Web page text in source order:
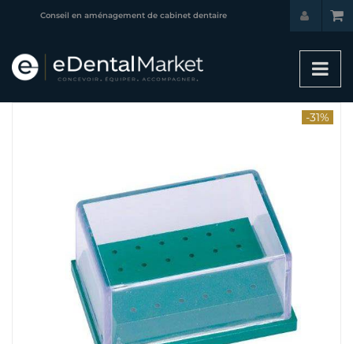
Conseil en aménagement de cabinet dentaire
-31%